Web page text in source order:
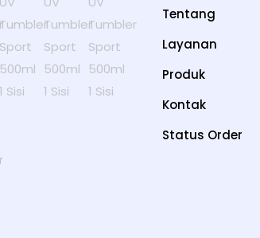
Tentang
Layanan
Produk
Kontak
Status Order